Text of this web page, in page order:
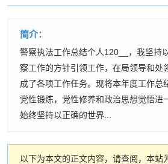
简介：
警察执法工作总结个人120__，我坚持
察工作的方针引领工作，在局领导和处
成了各项工作任务。现将本年度工作总
党性锻炼，党性修养和政治思想觉悟进
始终坚持以正确的世界...
以下为本文的正文内容，请查阅，本站